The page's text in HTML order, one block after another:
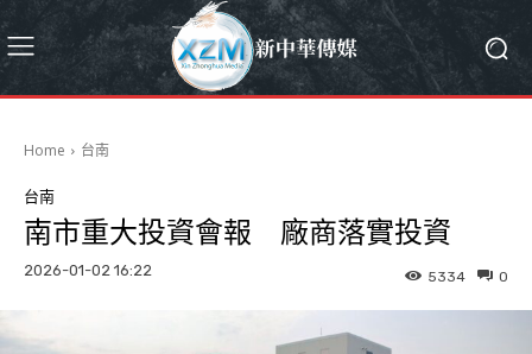
Home 台南
台南
南市重大投資會報 廠商落實投資
2026-01-02 16:22 0
5334